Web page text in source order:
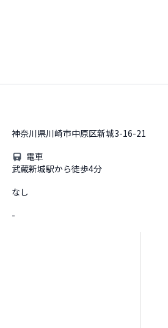
神奈川県川崎市中原区新城3-16-21
電車
武蔵新城駅から徒歩4分
なし
-